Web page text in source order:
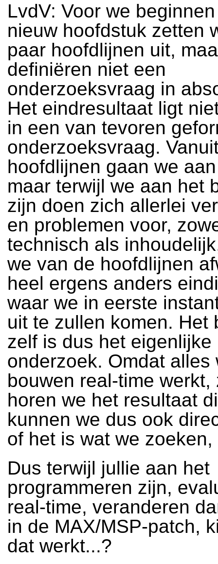
LvdV: Voor we
nieuw hoofdstuk zetten
paar hoofdlijnen uit,
definiëren niet een
onderzoeksvraag in
Het eindresultaat ligt
in een van tevoren
onderzoeksvraag.
hoofdlijnen gaan we
maar terwijl we aan het
zijn doen zich allerlei
en problemen voor,
technisch als
we van de hoofdlijnen
heel ergens anders
waar we in eerste
uit te zullen komen. Het
zelf is dus het eigenlijke
onderzoek. Omdat alles
bouwen real-time werkt,
horen we het resultaat
kunnen we dus ook
of het is wat we
Dus terwijl jullie aan het
programmeren zijn,
real-time, veranderen
in de MAX/MSP-patch,
dat werkt...?